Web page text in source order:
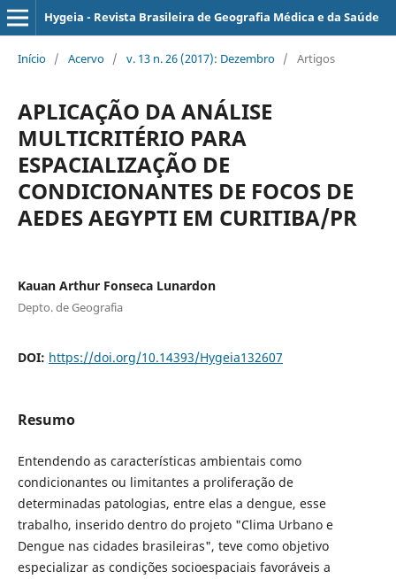
Hygeia - Revista Brasileira de Geografia Médica e da Saúde
Início / Acervo / v. 13 n. 26 (2017): Dezembro / Artigos
APLICAÇÃO DA ANÁLISE
MULTICRITÉRIO PARA
ESPACIALIZAÇÃO DE
CONDICIONANTES DE FOCOS DE
AEDES AEGYPTI EM CURITIBA/PR
Kauan Arthur Fonseca Lunardon
Depto. de Geografia
DOI: https://doi.org/10.14393/Hygeia132607
Resumo
Entendendo as características ambientais como
condicionantes ou limitantes a proliferação de
determinadas patologias, entre elas a dengue, esse
trabalho, inserido dentro do projeto "Clima Urbano e
Dengue nas cidades brasileiras", teve como objetivo
especializar as condições socioespaciais favoráveis a